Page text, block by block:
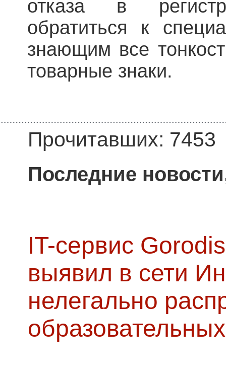
отказа в
обратиться к
знающим все
товарные знаки.
Прочитавших: 7453
Последние
IT-сервис
выявил в сети
нелегально